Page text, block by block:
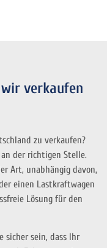
verkaufen
zu verkaufen?
der richtigen Stelle.
Art, unabhängig davon,
einen Lastkraftwagen
Lösung für den
sicher sein, dass Ihr